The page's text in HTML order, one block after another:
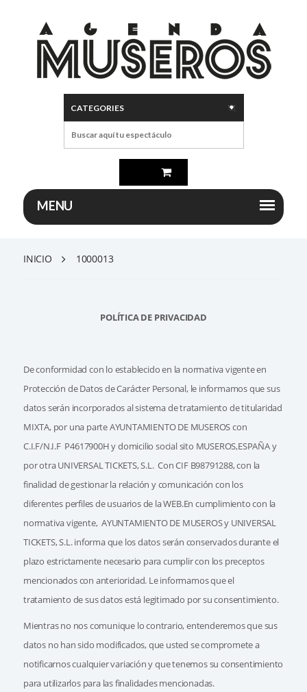
INICIO 1000013
POLÍTICA DE PRIVACIDAD
De conformidad con lo establecido en la normativa vigente en
Protección de Datos de Carácter Personal, le informamos que sus
datos serán incorporados al sistema de tratamiento de titularidad
MIXTA, por una parte AYUNTAMIENTO DE MUSEROS con
C.I.F/N.I.F P4617900H y domicilio social sito MUSEROS,ESPAÑA y
por otra UNIVERSAL TICKETS, S.L. Con CIF B98791288, con la
finalidad de gestionar la relación y comunicación con los
diferentes perfiles de usuarios de la WEB.En cumplimiento con la
normativa vigente, AYUNTAMIENTO DE MUSEROS y UNIVERSAL
TICKETS, S.L. informa que los datos serán conservados durante el
plazo estrictamente necesario para cumplir con los preceptos
mencionados con anterioridad. Le informamos que el
tratamiento de sus datos está legitimado por su consentimiento.
Mientras no nos comunique lo contrario, entenderemos que sus
datos no han sido modificados, que usted se compromete a
notificarnos cualquier variación y que tenemos su consentimiento
para utilizarlos para las finalidades mencionadas.